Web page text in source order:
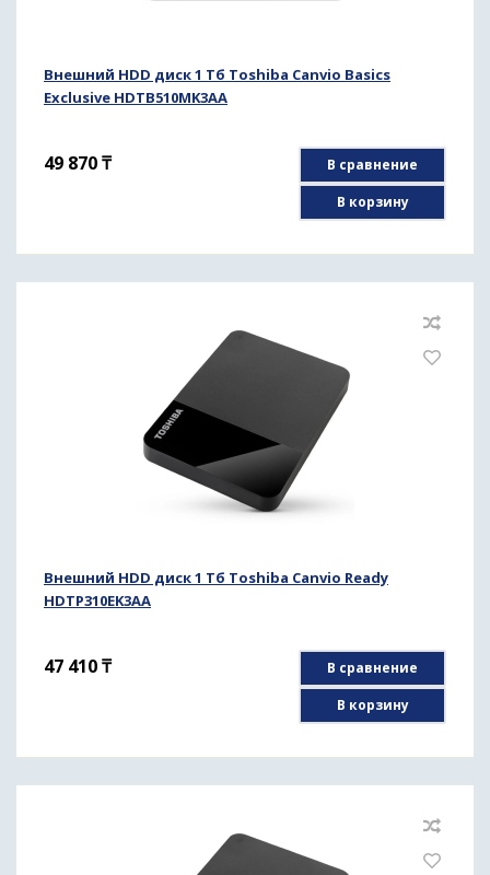
Внешний HDD диск 1 Тб Toshiba Canvio Basics
Exclusive HDTB510MK3AA
49 870₸
В сравнение
В корзину
Внешний HDD диск 1 Тб Toshiba Canvio Ready
HDTP310EK3AA
47 410₸
В сравнение
В корзину